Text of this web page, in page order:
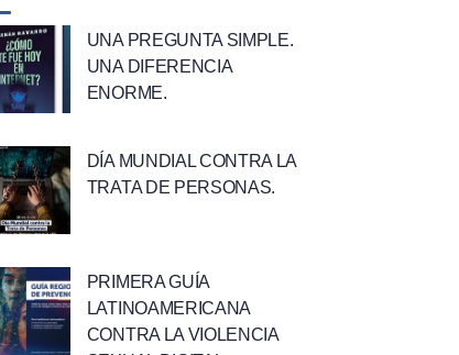
UNA PREGUNTA SIMPLE.
UNA DIFERENCIA
ENORME.
DÍA MUNDIAL CONTRA LA
TRATA DE PERSONAS.
PRIMERA GUÍA
LATINOAMERICANA
CONTRA LA VIOLENCIA